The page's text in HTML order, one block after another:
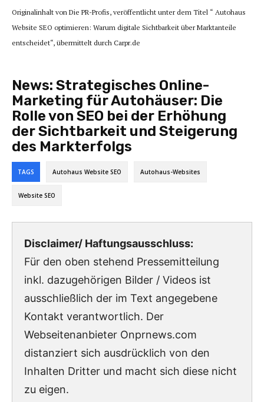
Originalinhalt von Die PR-Profis, veröffentlicht unter dem Titel “ Autohaus
Website SEO optimieren: Warum digitale Sichtbarkeit über Marktanteile
entscheidet“, übermittelt durch Carpr.de
News: Strategisches Online-
Marketing für Autohäuser: Die
Rolle von SEO bei der Erhöhung
der Sichtbarkeit und Steigerung
des Markterfolgs
TAGS Autohaus Website SEO Autohaus-Websites
Website SEO
Disclaimer/ Haftungsausschluss:
Für den oben stehend Pressemitteilung
inkl. dazugehörigen Bilder / Videos ist
ausschließlich der im Text angegebene
Kontakt verantwortlich. Der
Webseitenanbieter Onprnews.com
distanziert sich ausdrücklich von den
Inhalten Dritter und macht sich diese nicht
zu eigen.